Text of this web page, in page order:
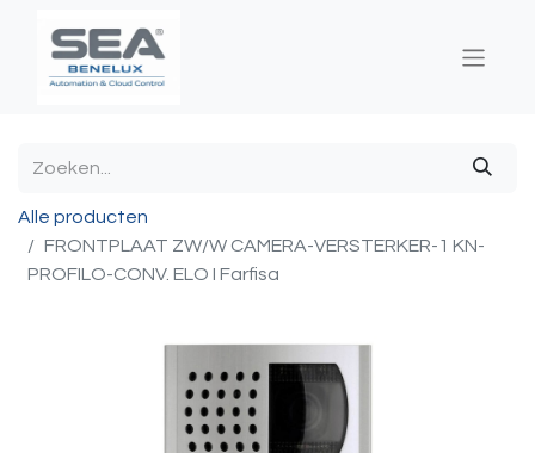
Alle producten
FRONTPLAAT ZW/W CAMERA-VERSTERKER-1 KN-
PROFILO-CONV. ELO I Farfisa